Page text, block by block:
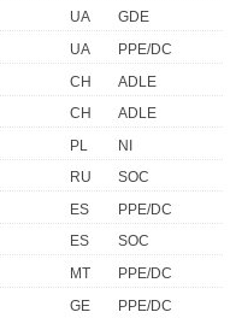
UA
GDE
UA
PPE/DC
CH
ADLE
CH
ADLE
PL
NI
RU
SOC
ES
PPE/DC
ES
SOC
MT
PPE/DC
GE
PPE/DC